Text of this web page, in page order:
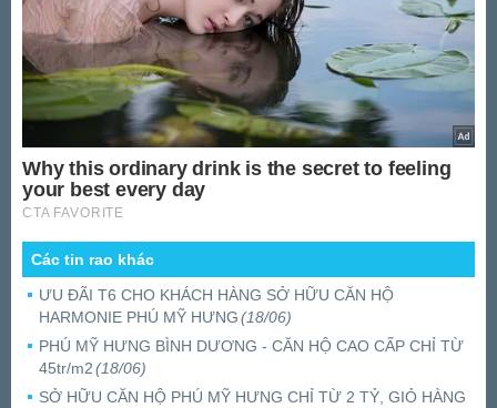
Các tin rao khác
ƯU ĐÃI T6 CHO KHÁCH HÀNG SỞ HỮU CĂN HỘ
HARMONIE PHÚ MỸ HƯNG(18/06)
PHÚ MỸ HƯNG BÌNH DƯƠNG - CĂN HỘ CAO CẤP CHỈ TỪ
45tr/m2(18/06)
SỞ HỮU CĂN HỘ PHÚ MỸ HƯNG CHỈ TỪ 2 TỶ, GIỎ HÀNG